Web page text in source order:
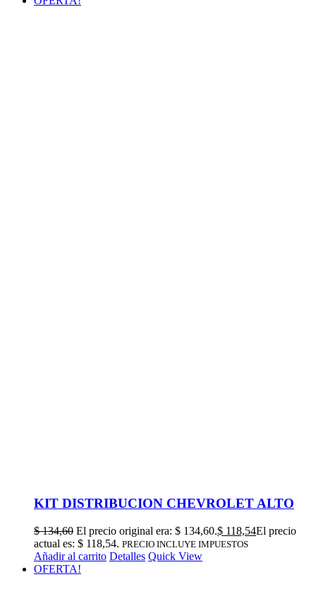
KIT DISTRIBUCION CHEVROLET ALTO
$134,60 El precio original era: $ 134,60.$ 118,54El precio
actual es: $ 118,54. PRECIO INCLUYE IMPUESTOS
Añadir al carrito Detalles Quick View
OFERTA!